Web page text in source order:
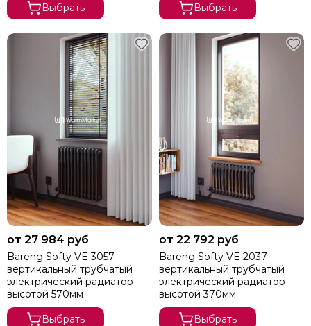
Выбрать
Выбрать
от 27 984 руб
Bareng Softy VE 3057 -
вертикальный трубчатый
электрический радиатор
высотой 570мм
Выбрать
от 22 792 руб
Bareng Softy VE 2037 -
вертикальный трубчатый
электрический радиатор
высотой 370мм
Выбрать